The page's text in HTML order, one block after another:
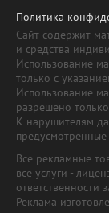
Политика
Сайт содержит
и средства
Использование
только с
Использование
разрешено
К нарушителям
Все рекламные
все услуги -
ответственности
Реклама